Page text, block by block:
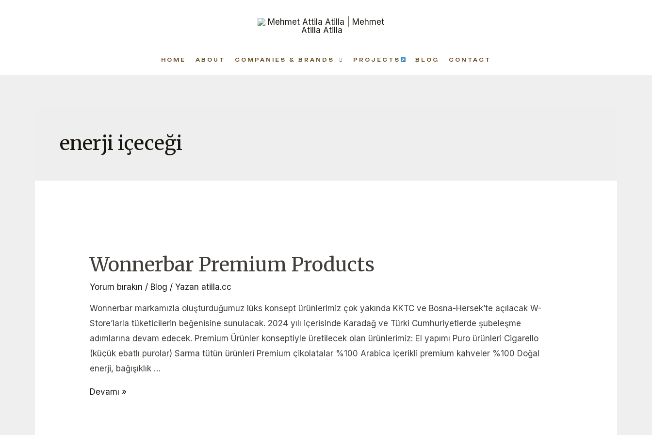
HOME ABOUT COMPANIES & BRANDS PROJECTS BLOG CONTACT
enerji içeceği
Wonnerbar Premium Products
Yorum bırakın / Blog / Yazan atilla.cc
Wonnerbar markamızla oluşturduğumuz lüks konsept ürünlerimiz çok yakında KKTC ve Bosna-Hersek’te açılacak W-
Store’larla tüketicilerin beğenisine sunulacak. 2024 yılı içerisinde Karadağ ve Türki Cumhuriyetlerde şubeleşme
adımlarına devam edecek. Premium Ürünler konseptiyle üretilecek olan ürünlerimiz: El yapımı Puro ürünleri Cigarello
(küçük ebatlı purolar) Sarma tütün ürünleri Premium çikolatalar %100 Arabica içerikli premium kahveler %100 Doğal
enerji, bağışıklık …
Devamı »